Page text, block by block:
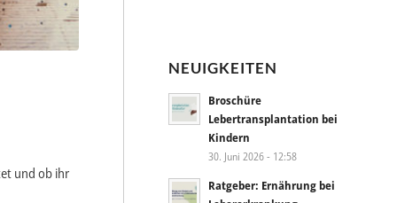
und ob ihr
NEUIGKEITEN
Broschüre
Lebertransplantation bei
Kindern
30. Juni 2026 - 12:58
Ratgeber: Ernährung bei